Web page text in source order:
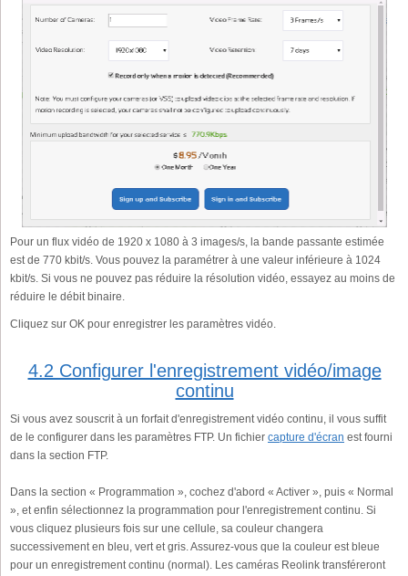
Pour un flux vidéo de 1920 x 1080 à 3 images/s, la bande passante estimée
est de 770 kbit/s. Vous pouvez la paramétrer à une valeur inférieure à 1024
kbit/s. Si vous ne pouvez pas réduire la résolution vidéo, essayez au moins de
réduire le débit binaire.
Cliquez sur OK pour enregistrer les paramètres vidéo.
4.2 Configurer l'enregistrement vidéo/image
continu
Si vous avez souscrit à un forfait d'enregistrement vidéo continu, il vous suffit
de le configurer dans les paramètres FTP. Un fichier capture d'écran est fourni
dans la section FTP.
Dans la section « Programmation », cochez d'abord « Activer », puis « Normal
», et enfin sélectionnez la programmation pour l'enregistrement continu. Si
vous cliquez plusieurs fois sur une cellule, sa couleur changera
successivement en bleu, vert et gris. Assurez-vous que la couleur est bleue
pour un enregistrement continu (normal). Les caméras Reolink transféreront